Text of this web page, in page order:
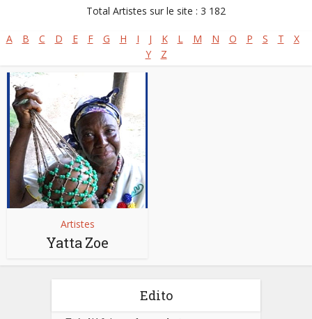
Total Artistes sur le site : 3 182
A B C D E F G H I J K L M N O P S T
X
Y
Z
Artistes
Yatta Zoe
Edito